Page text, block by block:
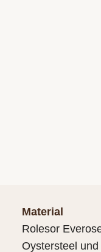
Material
Rolesor
Oystersteel